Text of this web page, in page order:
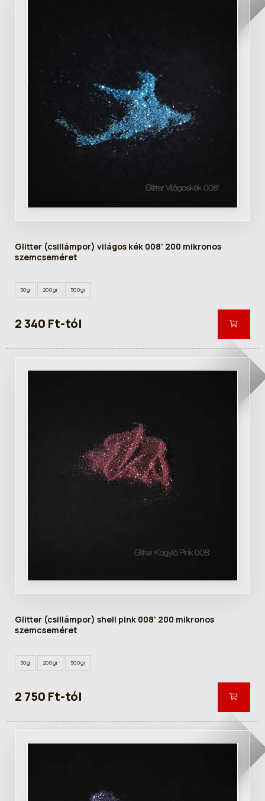
Glitter (csillámpor) világos kék 008' 200 mikronos
szemcseméret
50g 200gr 500gr
2 340 Ft-tól
Glitter (csillámpor) shell pink 008' 200 mikronos
szemcseméret
50g 200gr 500gr
2 750 Ft-tól